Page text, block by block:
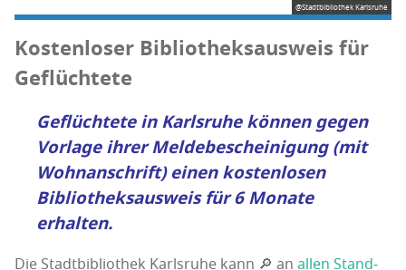
@Stadtbibliothek Karlsruhe
Kos­ten­lo­ser Biblio­theks­aus­weis für
Geflüchtete
Geflüch­te­te in Karls­ru­he kön­nen gegen
Vor­la­ge ihrerMel­de­be­schei­ni­gung(mit
Wohn­an­schrift) einen kos­ten­lo­sen
Biblio­theks­aus­weis für 6 Mona­te
erhalten.
Die Stadt­bi­blio­thek Karls­ru­he kann 🔎 an allen Stand­